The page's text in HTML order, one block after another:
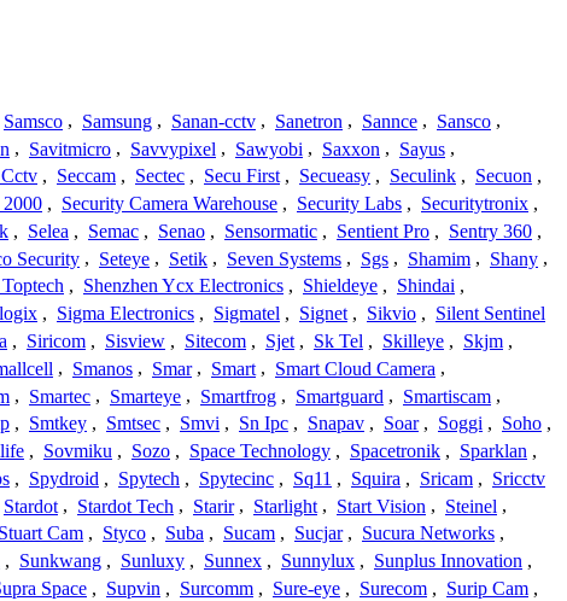
Samsco , Samsung , Sanan-cctv , Sanetron , Sannce , Sansco ,
, Savitmicro , Savvypixel , Sawyobi , Saxxon , Sayus ,
Cctv , Seccam , Sectec , Secu First , Secueasy , Seculink , Secuon ,
2000 , Security Camera Warehouse , Security Labs , Securitytronix ,
, Selea , Semac , Senao , Sensormatic , Sentient Pro , Sentry 360 ,
Security , Seteye , Setik , Seven Systems , Sgs , Shamim , Shany ,
, Shenzhen Ycx Electronics , Shieldeye , Shindai ,
, Sigma Electronics , Sigmatel , Signet , Sikvio , Silent Sentinel
, Siricom , Sisview , Sitecom , Sjet , Sk Tel , Skilleye , Skjm ,
, Smanos , Smar , Smart , Smart Cloud Camera ,
, Smartec , Smarteye , Smartfrog , Smartguard , Smartiscam ,
, Smtkey , Smtsec , Smvi , Sn Ipc , Snapav , Soar , Soggi , Soho ,
, Sovmiku , Sozo , Space Technology , Spacetronik , Sparklan ,
, Spydroid , Spytech , Spytecinc , Sq11 , Squira , Sricam , Sricctv
Stardot , Stardot Tech , Starir , Starlight , Start Vision , Steinel ,
Stuart Cam , Styco , Suba , Sucam , Sucjar , Sucura Networks ,
, Sunkwang , Sunluxy , Sunnex , Sunnylux , Sunplus Innovation ,
Space , Supvin , Surcomm , Sure-eye , Surecom , Surip Cam ,